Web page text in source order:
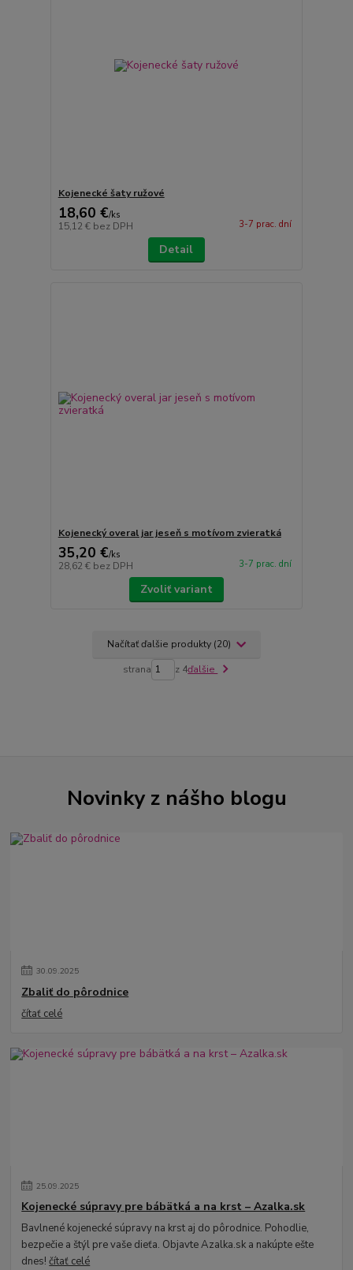
Kojenecké šaty ružové
18,60 €/ks
15,12 € bez DPH 3-7 prac. dní
Detail
Kojenecký overal jar jeseň s motívom zvieratká
35,20 €/ks
28,62 € bez DPH 3-7 prac. dní
Zvoliť variant
Načítať ďalšie produkty (20)
strana z 4ďalšie
Novinky z nášho blogu
30.09.2025
Zbaliť do pôrodnice
čítať celé
25.09.2025
Kojenecké súpravy pre bábätká a na krst – Azalka.sk
Bavlnené kojenecké súpravy na krst aj do pôrodnice. Pohodlie,
bezpečie a štýl pre vaše dieťa. Objavte Azalka.sk a nakúpte ešte
dnes!čítať celé